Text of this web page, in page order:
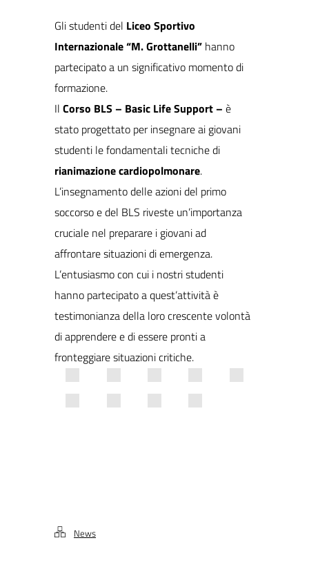
Gli studenti del Liceo Sportivo
Internazionale“M. Grottanelli” hanno
partecipato a un significativo momento di
formazione.
Il Corso BLS – Basic Life Support – è
stato progettato per insegnare ai giovani
studenti le fondamentali tecniche di
rianimazione cardiopolmonare.
L’insegnamento delle azioni del primo
soccorso e del BLS riveste un’importanza
cruciale nel preparare i giovani ad
affrontare situazioni di emergenza.
L’entusiasmo con cui i nostri studenti
hanno partecipato a quest’attività è
testimonianza della loro crescente volontà
di apprendere e di essere pronti a
fronteggiare situazioni critiche.
News